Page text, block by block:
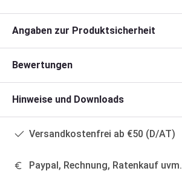
Angaben zur Produktsicherheit
Bewertungen
Hinweise und Downloads
Versandkostenfrei ab €50 (D/AT)
Paypal, Rechnung, Ratenkauf uvm.